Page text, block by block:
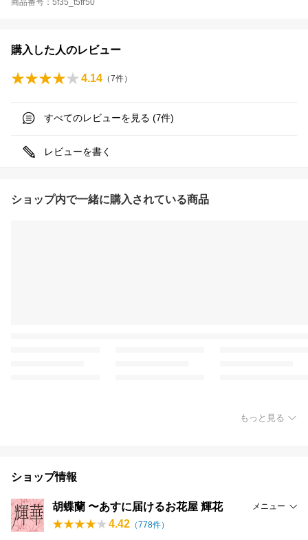
購入した人のレビュー
4.14 （7件）
すべてのレビューを見る (7件)
レビューを書く
ショップ内で一緒に購入されている商品
もっと見る
ショップ情報
胡蝶蘭 〜あすに届けるお花屋 輝花 メニュー
4.42 （778件）